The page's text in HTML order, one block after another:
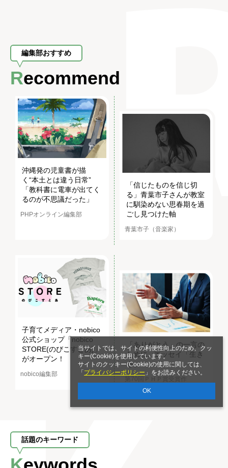
当サイトでは、サイトの利便性向上のため、クッ
キー(Cookie)を使用しています。
サイトのクッキー(Cookie)の使用に関しては、
「 プライバシーポリシー 」をお読みください。
OK
編集部おすすめ
Recommend
沖縄発の児童書が描
く“本土とは違う日常”
「教科書に電車が出てく
るのが不思議だった」
PHPオンライン編集部
「信じたものを信じ切
る」青葉市子さんが教室
に馴染めない思春期を過
ごし見つけた軸
青葉市子（音楽家）
子育てメディア・nobico
公式ショップ「nobico
STORE(のびこすとあ)」
がオープン！
nobico編集部
「ありがとう」の一言の
ために...エッセイ「生き
る」
話題のキーワード